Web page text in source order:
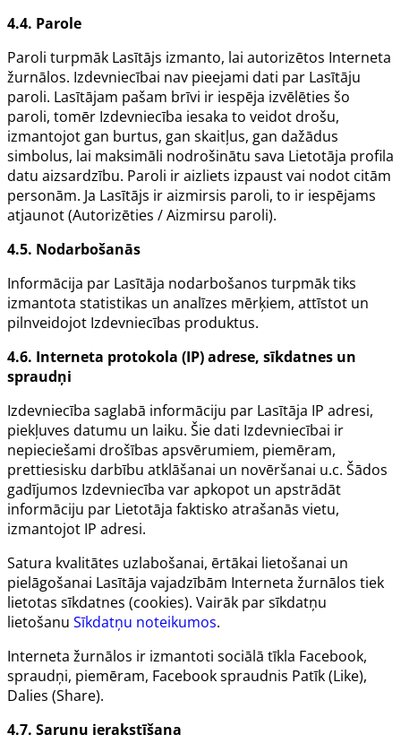
4.4. Parole
Paroli turpmāk Lasītājs izmanto, lai autorizētos Interneta
žurnālos. Izdevniecībai nav pieejami dati par Lasītāju
paroli. Lasītājam pašam brīvi ir iespēja izvēlēties šo
paroli, tomēr Izdevniecība iesaka to veidot drošu,
izmantojot gan burtus, gan skaitļus, gan dažādus
simbolus, lai maksimāli nodrošinātu sava Lietotāja profila
datu aizsardzību. Paroli ir aizliets izpaust vai nodot citām
personām. Ja Lasītājs ir aizmirsis paroli, to ir iespējams
atjaunot (Autorizēties / Aizmirsu paroli).
4.5. Nodarbošanās
Informācija par Lasītāja nodarbošanos turpmāk tiks
izmantota statistikas un analīzes mērķiem, attīstot un
pilnveidojot Izdevniecības produktus.
4.6. Interneta protokola (IP) adrese, sīkdatnes un
spraudņi
Izdevniecība saglabā informāciju par Lasītāja IP adresi,
piekļuves datumu un laiku. Šie dati Izdevniecībai ir
nepieciešami drošības apsvērumiem, piemēram,
prettiesisku darbību atklāšanai un novēršanai u.c. Šādos
gadījumos Izdevniecība var apkopot un apstrādāt
informāciju par Lietotāja faktisko atrašanās vietu,
izmantojot IP adresi.
Satura kvalitātes uzlabošanai, ērtākai lietošanai un
pielāgošanai Lasītāja vajadzībām Interneta žurnālos tiek
lietotas sīkdatnes (cookies). Vairāk par sīkdatņu
lietošanu Sīkdatņu noteikumos.
Interneta žurnālos ir izmantoti sociālā tīkla Facebook,
spraudņi, piemēram, Facebookspraudnis Patīk (Like),
Dalies (Share).
4.7. Sarunu ierakstīšana